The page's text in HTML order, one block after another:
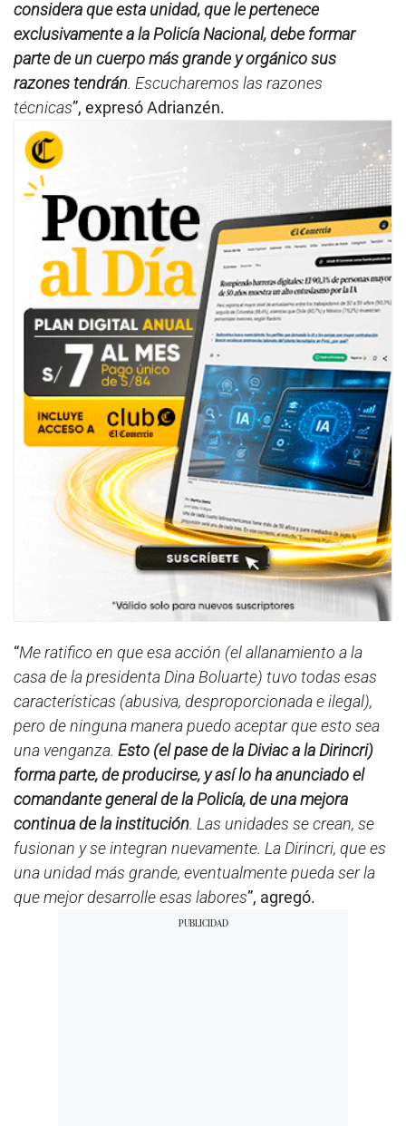
considera que esta unidad, que le pertenece
exclusivamente a la Policía Nacional, debe formar
parte de un cuerpo más grande y orgánico sus
razones tendrán. Escucharemos las razones
técnicas”, expresó Adrianzén.
“Me ratifico en que esa acción (el allanamiento a la
casa de la presidenta Dina Boluarte) tuvo todas esas
características (abusiva, desproporcionada e ilegal),
pero de ninguna manera puedo aceptar que esto sea
una venganza. Esto (el pase de la Diviac a la Dirincri)
forma parte, de producirse, y así lo ha anunciado el
comandante general de la Policía, de una mejora
continua de la institución. Las unidades se crean, se
fusionan y se integran nuevamente. La Dirincri, que es
una unidad más grande, eventualmente pueda ser la
que mejor desarrolle esas labores”, agregó.